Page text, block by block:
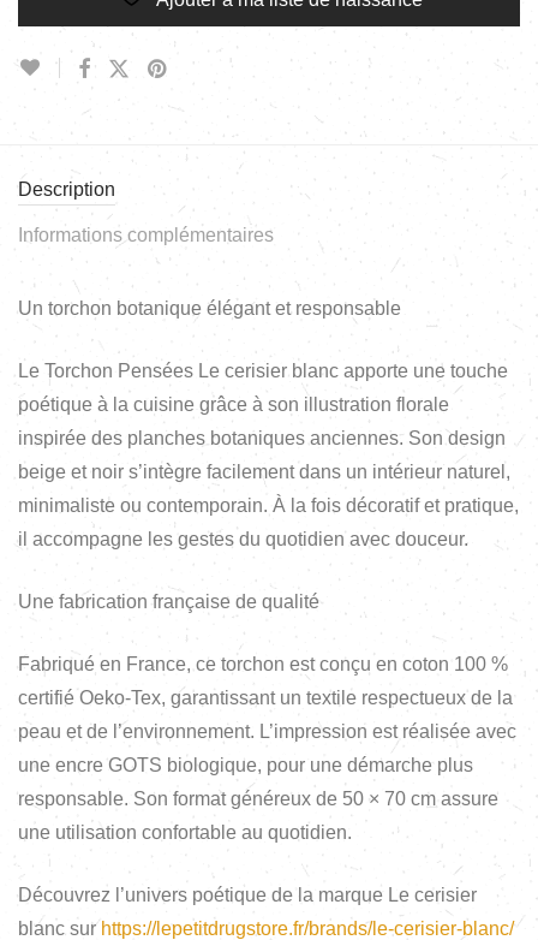
Description
Informations complémentaires
Un torchon botanique élégant et responsable
Le Torchon Pensées Le cerisier blanc apporte une touche
poétique à la cuisine grâce à son illustration florale
inspirée des planches botaniques anciennes. Son design
beige et noir s’intègre facilement dans un intérieur naturel,
minimaliste ou contemporain. À la fois décoratif et pratique,
il accompagne les gestes du quotidien avec douceur.
Une fabrication française de qualité
Fabriqué en France, ce torchon est conçu en coton 100 %
certifié Oeko-Tex, garantissant un textile respectueux de la
peau et de l’environnement. L’impression est réalisée avec
une encre GOTS biologique, pour une démarche plus
responsable. Son format généreux de 50 × 70 cm assure
une utilisation confortable au quotidien.
Découvrez l’univers poétique de la marque Le cerisier
blanc sur https://lepetitdrugstore.fr/brands/le-cerisier-blanc/